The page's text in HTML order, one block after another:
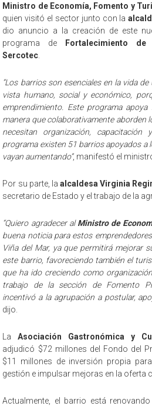
Ministro de Economía, Fomento y
quien visitó el sector junto con la
dio anuncio a la creación de este
programa de
Fortalecimiento
Sercotec
“Los barrios son esenciales en la vida
vista humano, social y económico,
emprendimiento. Este programa
manera que colaborativamente aborden
necesitan organización,
programa existen 51 barrios apoyados a
vayan aumentando”, manifestó el
Por su parte, la alcaldesa Virginia
secretario de Estado y el trabajo de la
“Quiero agradecer alMinistro de
buena noticia para estos
Viña del Mar, ya que permitirá mejorar
este barrio, favoreciendo también el
que ha ido creciendo como
trabajo de la sección de Fomento
incentivó a la agrupación a postular,
dijo.
LaAsociación Gastronómica y
adjudicó $72 millones del Fondo del
$11 millones de inversión propia
gestión e impulsar mejoras en la oferta
Actualmente, el barrio está